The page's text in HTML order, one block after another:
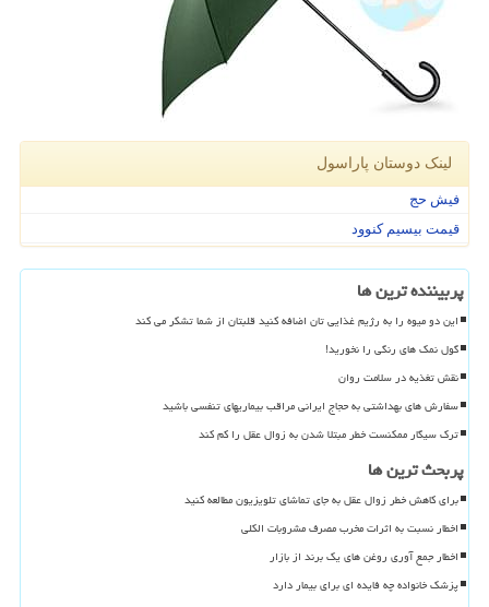
لینک دوستان پاراسول
فیش حج
قیمت بیسیم کنوود
پربیننده ترین ها
این دو میوه را به رژیم غذایی تان اضافه کنید قلبتان از شما تشکر می کند
گول نمک های رنگی را نخورید!
نقش تغذیه در سلامت روان
سفارش های بهداشتی به حجاج ایرانی مراقب بیماریهای تنفسی باشید
ترک سیگار ممکنست خطر مبتلا شدن به زوال عقل را کم کند
پربحث ترین ها
برای کاهش خطر زوال عقل به جای تماشای تلویزیون مطالعه کنید
اخطار نسبت به اثرات مخرب مصرف مشروبات الکلی
اخطار جمع آوری روغن های یک برند از بازار
پزشک خانواده چه فایده ای برای بیمار دارد